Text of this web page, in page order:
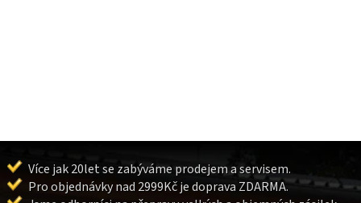
Více jak 20let se zabýváme prodejem a servisem.
Pro objednávky nad 2999Kč je doprava ZDARMA.